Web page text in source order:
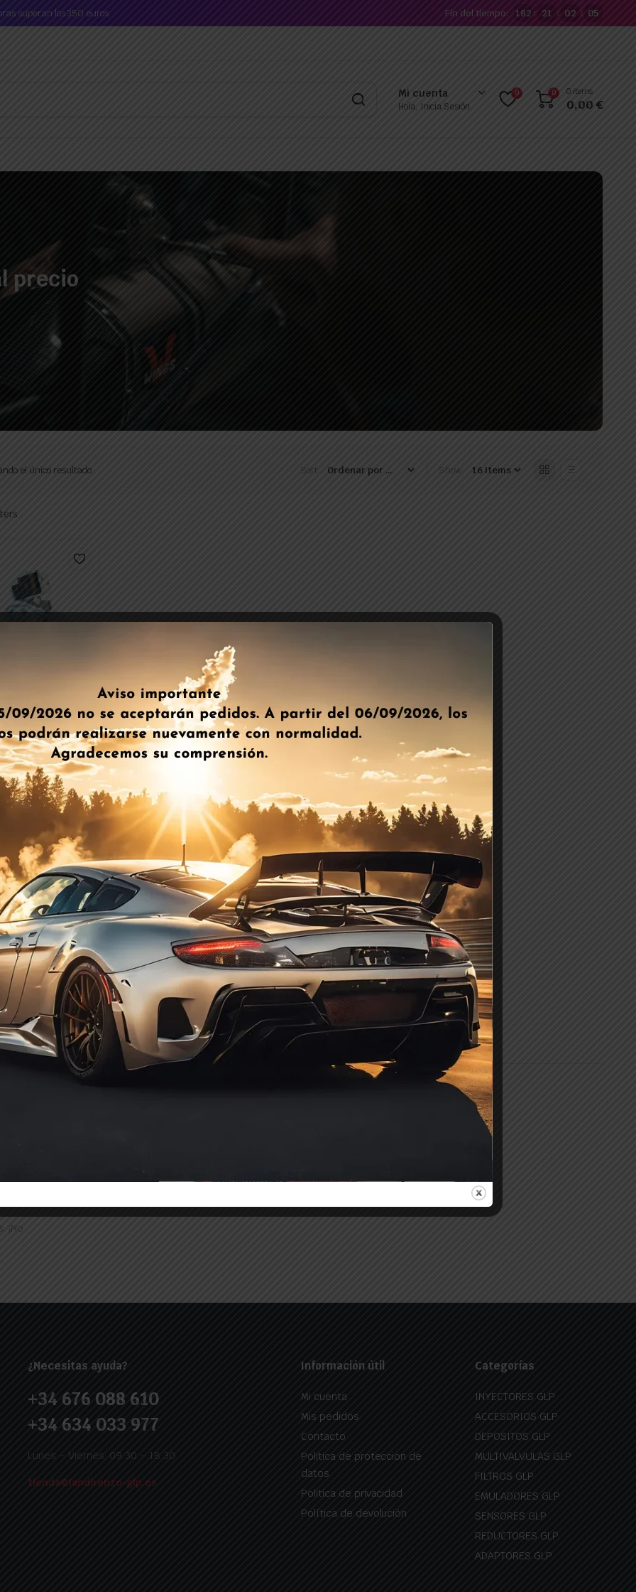
superan los 350 euros. Fin del tiempo: 182 : 21 : 02 : 04
Mi cuenta
Hola, Inicia Sesión
0 0 0 items
0,00€
precio
el único resultado Sort: Show:
Amp Eu6full
nuevos
más.
¡No
¿Necesitas ayuda?
+34 676 088 610
+34 634 033 977
Lunes – Viernes: 09:30 – 18:30
tienda@landirenzo-glp.es
Información útil
Mi cuenta
Mis pedidos
Contacto
Politica de proteccion de
datos
Politica de privacidad
Política de devolución
Categorías
INYECTORES GLP
ACCESORIOS GLP
DEPOSITOS GLP
MULTIVALVULAS GLP
FILTROS GLP
EMULADORES GLP
SENSORES GLP
REDUCTORES GLP
ADAPTORES GLP